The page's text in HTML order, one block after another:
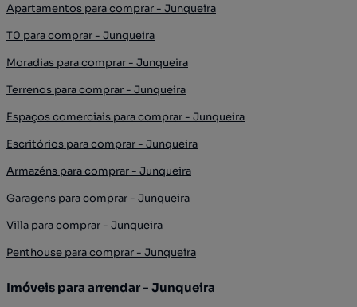
Apartamentos para comprar - Junqueira
T0 para comprar - Junqueira
Moradias para comprar - Junqueira
Terrenos para comprar - Junqueira
Espaços comerciais para comprar - Junqueira
Escritórios para comprar - Junqueira
Armazéns para comprar - Junqueira
Garagens para comprar - Junqueira
Villa para comprar - Junqueira
Penthouse para comprar - Junqueira
Imóveis para arrendar - Junqueira